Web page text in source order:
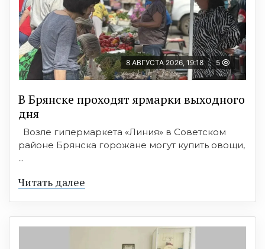
8 АВГУСТА 2026, 19:18 5
В Брянске проходят ярмарки выходного
дня
Возле гипермаркета «Линия» в Советском
районе Брянска горожане могут купить овощи,
...
Читать далее